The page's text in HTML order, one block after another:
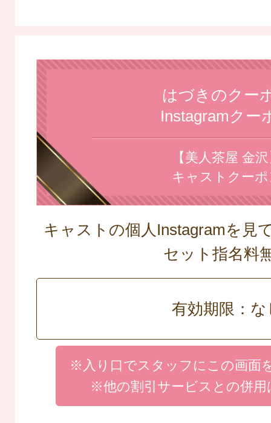
はづきのクー
Instagramクー
【美人茶屋 金
キャストクー
キャストの個人Instagramを見
セット指名料
有効期限：な
※入り口でスタッフにこの画面
※他の割引サービスとの併